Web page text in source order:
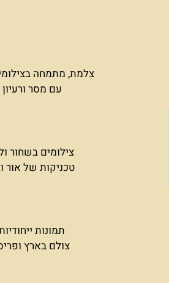
צלמת, מתמחה
עם מסר ורעיון
צילומים בשחור
טכניקות של אור
תמונות
צולם בארץ